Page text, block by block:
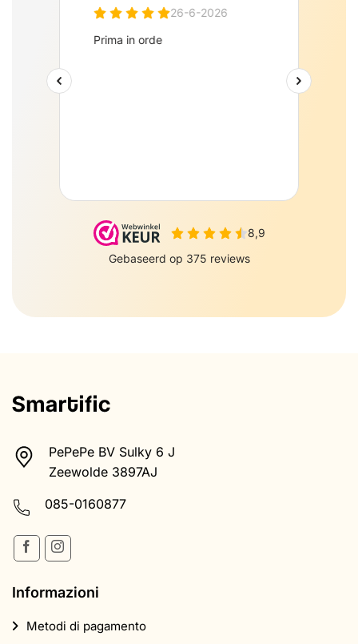
PePePe BV Sulky 6 J
Zeewolde 3897AJ
085-0160877
Informazioni
Metodi di pagamento